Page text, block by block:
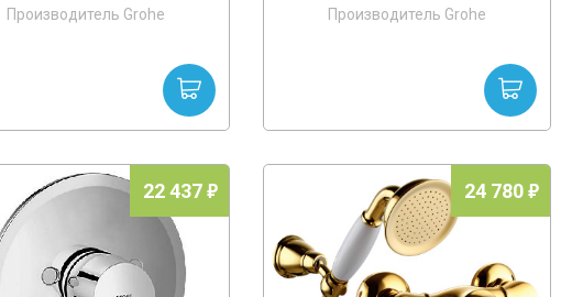
Производитель Grohe Производитель Grohe
22 437 24 780